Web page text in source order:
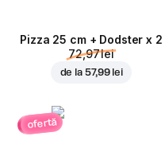
Pizza 25 cm + Dodster x 2
72,97 lei
de la 57,99 lei
ofertă